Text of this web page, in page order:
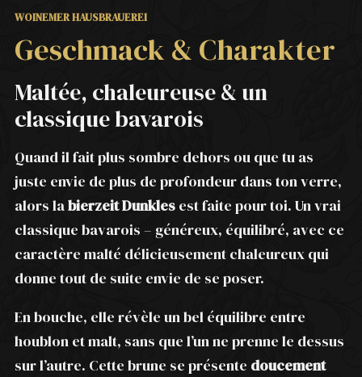
WOINEMER HAUSBRAUEREI
Geschmack & Charakter
Maltée, chaleureuse & un
classique bavarois
Quand il fait plus sombre dehors ou que tu as
juste envie de plus de profondeur dans ton verre,
alors labierzeit Dunkles est faite pour toi. Un vrai
classique bavarois – généreux, équilibré, avec ce
caractère malté délicieusement chaleureux qui
donne tout de suite envie de se poser.
En bouche, elle révèle un bel équilibre entre
houblon et malt, sans que l’un ne prenne le dessus
sur l’autre. Cette brune se présente doucement